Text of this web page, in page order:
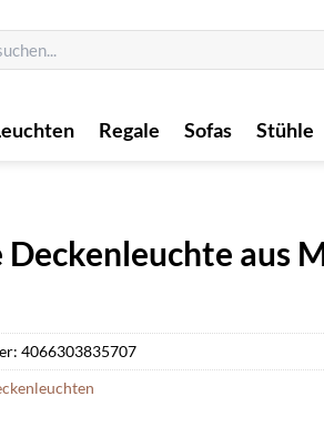
Regale Sofas Stühle
Deckenleuchte aus
4066303835707